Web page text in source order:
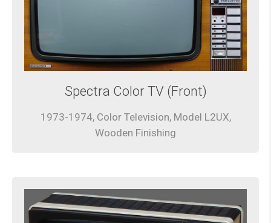
Spectra Color TV (Front)
1973-1974, Color Television, Model L2UX,
Wooden Finishing